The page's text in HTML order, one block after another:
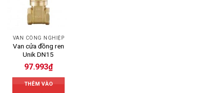
VAN CÔNG NGHIỆP
Van cửa đồng ren
Unik DN15
97.993₫
THÊM VÀO